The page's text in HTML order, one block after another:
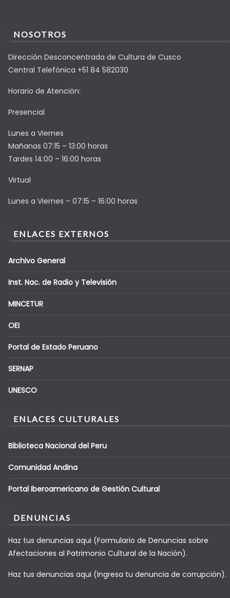
NOSOTROS
Dirección Desconcentrada de Cultura de Cusco
Central Telefónica +51 84 582030
Horario de Atención:
Presencial
Lunes a Viernes
Mañanas 07:15 – 13:00 horas
Tardes 14:00 – 16:00 horas
Virtual
Lunes a Viernes – 07:15 – 16:00 horas
ENLACES EXTERNOS
Archivo General
Inst. Nac. de Radio y Televisión
MINCETUR
OEI
Portal de Estado Peruano
SERNAP
UNESCO
ENLACES CULTURALES
Biblioteca Nacional del Peru
Comunidad Andina
Portal Iberoamericano de Gestión Cultural
DENUNCIAS
Haz tus denuncias aqui (Formulario de Denuncias sobre
Afectaciones al Patrimonio Cultural de la Nación).
Haz tus denuncias aqui (Ingresa tu denuncia de corrupción).